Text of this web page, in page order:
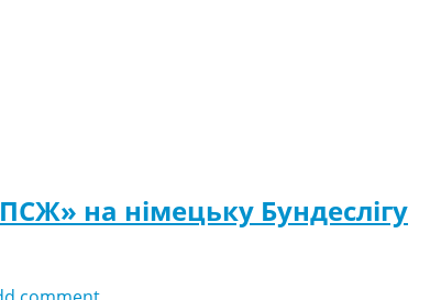
на німецьку Бундеслігу